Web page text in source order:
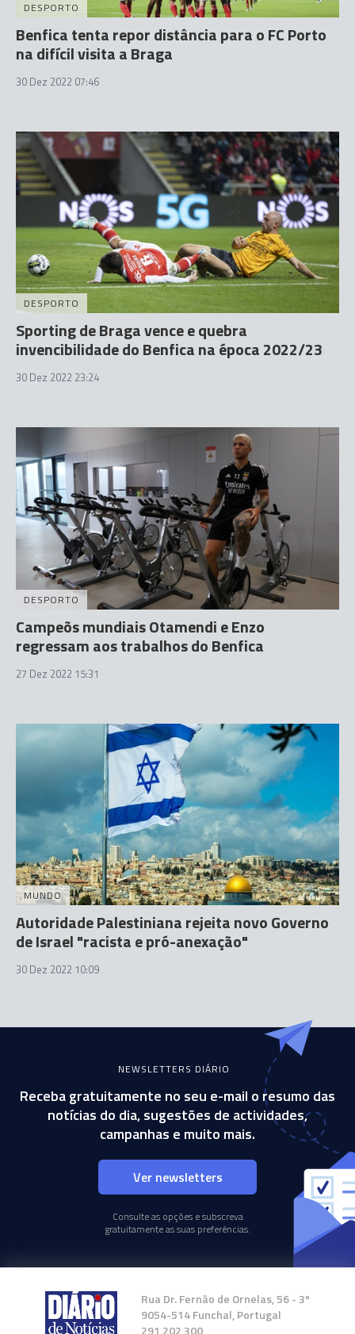
DESPORTO
Benfica tenta repor distância para o FC Porto
na difícil visita a Braga
30 Dez 2022 07:46
DESPORTO
Sporting de Braga vence e quebra
invencibilidade do Benfica na época 2022/23
30 Dez 2022 23:24
DESPORTO
Campeõs mundiais Otamendi e Enzo
regressam aos trabalhos do Benfica
27 Dez 2022 15:31
MUNDO
Autoridade Palestiniana rejeita novo Governo
de Israel "racista e pró-anexação"
30 Dez 2022 10:09
NEWSLETTERS DIÁRIO
Receba gratuitamente no seu e-mail o resumo das
notícias do dia, sugestões de actividades,
campanhas e muito mais.
Ver newsletters
Consulte as opções e subscreva
gratuitamente as suas preferências.
Rua Dr. Fernão de Ornelas, 56 - 3º
9054-514 Funchal, Portugal
291 202 300